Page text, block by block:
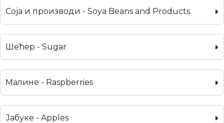
Соја и производи - Soya Beans and Products
Шећер - Sugar
Малине - Raspberries
Јабуке - Apples